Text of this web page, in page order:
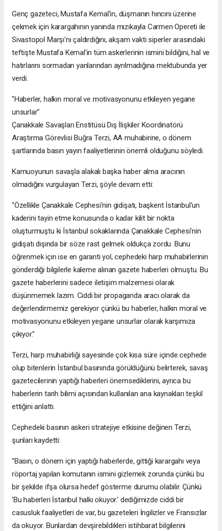
Genç gazeteci, Mustafa Kemal'in, düşmanın hıncını üzerine
çekmek için karargahının yanında mızıkayla Carmen Opereti ile
Sivastopol Marşı'nı çaldırdığını, akşam vakti siperler arasındaki
teftişte Mustafa Kemal'in tüm askerlerinin ismini bildiğini, hal ve
hatırlarını sormadan yanlarından ayrılmadığına mektubunda yer
verdi.
"Haberler, halkın moral ve motivasyonunu etkileyen yegane
unsurlar"
Çanakkale Savaşları Enstitüsü Dış İlişkiler Koordinatörü
Araştırma Görevlisi Buğra Terzi, AA muhabirine, o dönem
şartlarında basın yayın faaliyetlerinin önemli olduğunu söyledi.
Kamuoyunun savaşla alakalı başka haber alma aracının
olmadığını vurgulayan Terzi, şöyle devam etti:
"Özellikle Çanakkale Cephesi'nin gidişatı, başkent İstanbul'un
kaderini tayin etme konusunda o kadar kilit bir nokta
oluşturmuştu ki İstanbul sokaklarında Çanakkale Cephesi'nin
gidişatı dışında bir söze rast gelmek oldukça zordu. Bunu
öğrenmek için ise en garanti yol, cephedeki harp muhabirlerinin
gönderdiği bilgilerle kaleme alınan gazete haberleri olmuştu. Bu
gazete haberlerini sadece iletişim malzemesi olarak
düşünmemek lazım. Ciddi bir propaganda aracı olarak da
değerlendirmemiz gerekiyor çünkü bu haberler, halkın moral ve
motivasyonunu etkileyen yegane unsurlar olarak karşımıza
çıkıyor."
Terzi, harp muhabirliği sayesinde çok kısa süre içinde cephede
olup bitenlerin İstanbul basınında görüldüğünü belirterek, savaş
gazetecilerinin yaptığı haberleri önemsediklerini, ayrıca bu
haberlerin tarih bilimi açısından kullanılan ana kaynakları teşkil
ettiğini anlattı.
Cephedeki basının askeri stratejiye etkisine değinen Terzi,
şunları kaydetti:
"Basın, o dönem için yaptığı haberlerde, gittiği karargahı veya
röportaj yapılan komutanın ismini gizlemek zorunda çünkü bu
bir şekilde ifşa olursa hedef gösterme durumu olabilir. Çünkü
'Bu haberleri İstanbul halkı okuyor.' dediğimizde ciddi bir
casusluk faaliyetleri de var, bu gazeteleri İngilizler ve Fransızlar
da okuyor. Bunlardan devşirebildikleri istihbarat bilgilerini